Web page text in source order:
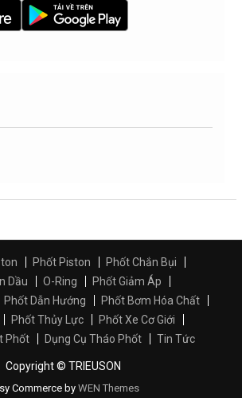
Phốt Piston
Phốt Chắn Bụi
Dầu
O-Ring
Phốt Giảm Áp
Phốt Dẫn Hướng
Phốt Bơm Hóa Chất
Phốt Thủy Lực
Phốt Xe Cơ Giới
Phốt
Dụng Cụ Tháo Phốt Tin Tức
Copyright © TRIEUSON
Commerce by WEN Themes